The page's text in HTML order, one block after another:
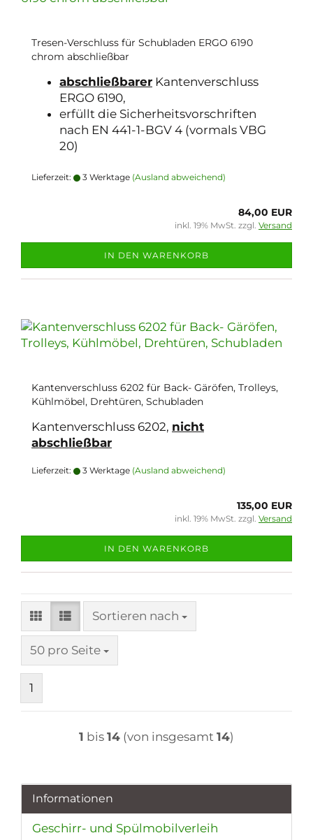
Tresen-Verschluss für Schubladen ERGO 6190
chrom abschließbar
abschließbarer Kantenverschluss
ERGO 6190,
erfüllt die Sicherheitsvorschriften
nach EN 441-1-BGV 4 (vormals VBG
20)
Lieferzeit: 3 Werktage (Ausland abweichend)
84,00 EUR
inkl. 19% MwSt. zzgl. Versand
IN DEN WARENKORB
Kantenverschluss 6202 für Back- Gäröfen, Trolleys,
Kühlmöbel, Drehtüren, Schubladen
Kantenverschluss 6202, nicht
abschließbar
Lieferzeit: 3 Werktage (Ausland abweichend)
135,00 EUR
inkl. 19% MwSt. zzgl. Versand
IN DEN WARENKORB
Sortieren nach
Sortieren nach
50 pro Seite
pro Seite
1
1 bis 14 (von insgesamt 14)
Informationen
Geschirr- und Spülmobilverleih